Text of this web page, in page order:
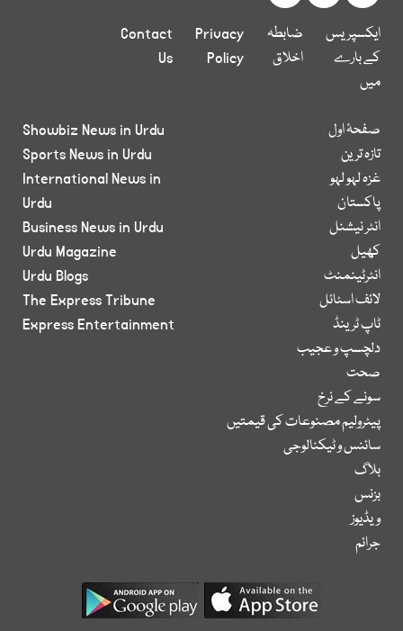
ایکسپریس
کے بارے
میں
ضابطہ
اخلاق
Privacy
Policy
Contact
Us
صفحۂ اول
تازہ ترین
غزہ لہو لہو
پاکستان
انٹر نیشنل
کھیل
انٹرٹینمنٹ
لائف اسٹائل
ٹاپ ٹرینڈ
دلچسپ و عجیب
صحت
سونے کے نرخ
پیٹرولیم مصنوعات کی قیمتیں
سائنس و ٹیکنالوجی
بلاگ
بزنس
ویڈیوز
جرائم
Showbiz News in Urdu
Sports News in Urdu
International News in
Urdu
Business News in Urdu
Urdu Magazine
Urdu Blogs
The Express Tribune
Express Entertainment